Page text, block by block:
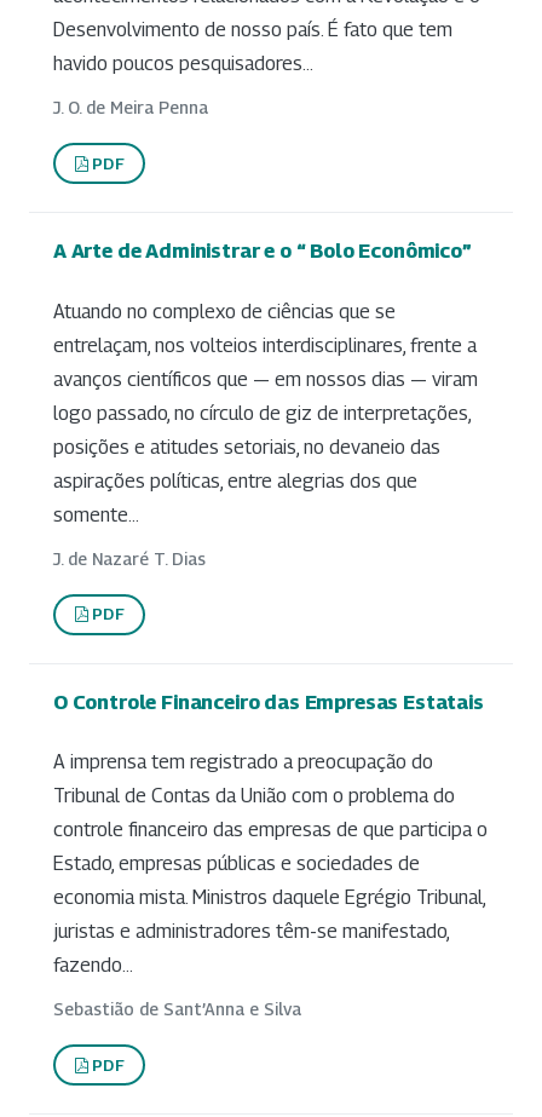
Desenvolvimento de nosso país. É fato que tem
havido poucos pesquisadores...
J. O. de Meira Penna
PDF
A Arte de Administrar e o “ Bolo Econômico”
Atuando no complexo de ciências que se
entrelaçam, nos volteios interdisciplinares, frente a
avanços científicos que — em nossos dias — viram
logo passado, no círculo de giz de interpretações,
posições e atitudes setoriais, no devaneio das
aspirações políticas, entre alegrias dos que
somente...
J. de Nazaré T. Dias
PDF
O Controle Financeiro das Empresas Estatais
A imprensa tem registrado a preocupação do
Tribunal de Contas da União com o problema do
controle financeiro das empresas de que participa o
Estado, empresas públicas e sociedades de
economia mista. Ministros daquele Egrégio Tribunal,
juristas e administradores têm-se manifestado,
fazendo...
Sebastião de Sant’Anna e Silva
PDF